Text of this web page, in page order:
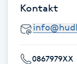
Kiropraktik
Klangmassage
Kontakt
0867979XX